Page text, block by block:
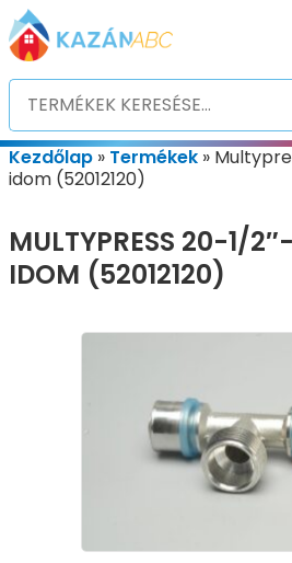
Kezdőlap » Termékek »
idom (52012120)
MULTYPRESS 20-1/
IDOM (52012120)